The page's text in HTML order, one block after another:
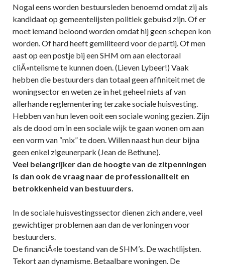
Nogal eens worden bestuursleden benoemd omdat zij als
kandidaat op gemeentelijsten politiek gebuisd zijn. Of er
moet iemand beloond worden omdat hij geen schepen kon
worden. Of hard heeft gemiliteerd voor de partij. Of men
aast op een postje bij een SHM om aan electoraal
cliÃ«ntelisme te kunnen doen. (Lieven Lybeer!) Vaak
hebben die bestuurders dan totaal geen affiniteit met de
woningsector en weten ze in het geheel niets af van
allerhande reglementering terzake sociale huisvesting.
Hebben van hun leven ooit een sociale woning gezien. Zijn
als de dood om in een sociale wijk te gaan wonen om aan
een vorm van “mix” te doen. Willen naast hun deur bijna
geen enkel zigeunerpark (Jean de Bethune).
Veel belangrijker dan de hoogte van de zitpenningen
is dan ook de vraag naar de professionaliteit en
betrokkenheid van bestuurders.
In de sociale huisvestingssector dienen zich andere, veel
gewichtiger problemen aan dan de verloningen voor
bestuurders.
De financiÃ«le toestand van de SHM’s. De wachtlijsten.
Tekort aan dynamisme. Betaalbare woningen. De